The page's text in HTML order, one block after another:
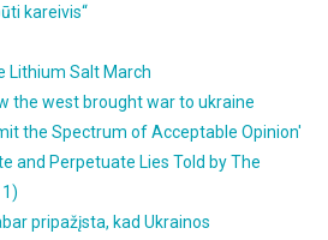
kareivis“
Lithium Salt March
the west brought war to ukraine
the Spectrum of Acceptable Opinion'
and Perpetuate Lies Told by The
pripažįsta, kad Ukrainos